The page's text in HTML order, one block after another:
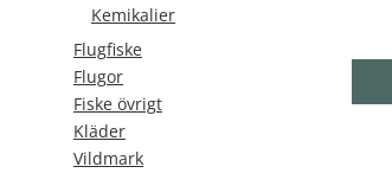
Kemikalier
Flugfiske
Flugor
Fiske övrigt
Kläder
Vildmark